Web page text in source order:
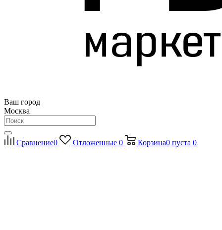
Ваш город
Москва
Сравнение0 Отложенные 0 Корзина0 пуста 0